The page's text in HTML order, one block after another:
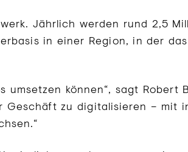
Jährlich werden rund 2,5
in einer Region, in der
können“, sagt Robert
Geschäft zu digitalisieren – mit